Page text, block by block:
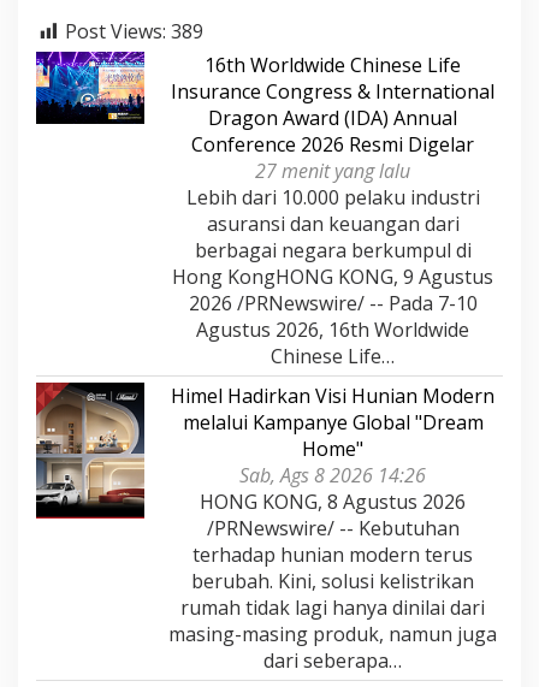
Post Views: 389
16th Worldwide Chinese Life
Insurance Congress & International
Dragon Award (IDA) Annual
Conference 2026 Resmi Digelar
27 menit yang lalu
Lebih dari 10.000 pelaku industri
asuransi dan keuangan dari
berbagai negara berkumpul di
Hong KongHONG KONG, 9 Agustus
2026 /PRNewswire/ -- Pada 7-10
Agustus 2026, 16th Worldwide
Chinese Life…
Himel Hadirkan Visi Hunian Modern
melalui Kampanye Global "Dream
Home"
Sab, Ags 8 2026 14:26
HONG KONG, 8 Agustus 2026
/PRNewswire/ -- Kebutuhan
terhadap hunian modern terus
berubah. Kini, solusi kelistrikan
rumah tidak lagi hanya dinilai dari
masing-masing produk, namun juga
dari seberapa…